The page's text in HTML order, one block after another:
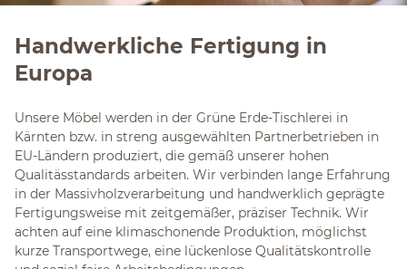
Handwerkliche Fertigung in
Europa
Unsere Möbel werden in der Grüne Erde-Tischlerei in
Kärnten bzw. in streng ausgewählten Partnerbetrieben in
EU-Ländern produziert, die gemäß unserer hohen
Qualitässtandards arbeiten. Wir verbinden lange Erfahrung
in der Massivholzverarbeitung und handwerklich geprägte
Fertigungsweise mit zeitgemäßer, präziser Technik. Wir
achten auf eine klimaschonende Produktion, möglichst
kurze Transportwege, eine lückenlose Qualitätskontrolle